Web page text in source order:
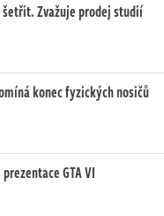
šetřit. Zvažuje prodej studií
konec fyzických nosičů
GTA VI